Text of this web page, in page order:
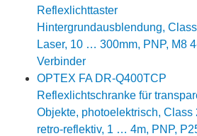
Reflexlichttaster
Hintergrundausblendung,
Laser, 10 … 300mm, PNP, M8
Verbinder
OPTEX FA DR-Q400TCP
Reflexlichtschranke für
Objekte, photoelektrisch, Class
retro-reflektiv, 1 … 4m, PNP,